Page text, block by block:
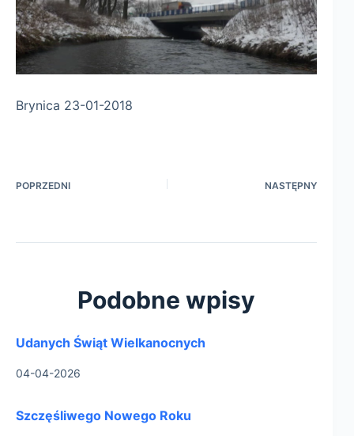
Brynica 23-01-2018
POPRZEDNI NASTĘPNY
Podobne wpisy
Udanych Świąt Wielkanocnych
04-04-2026
Szczęśliwego Nowego Roku